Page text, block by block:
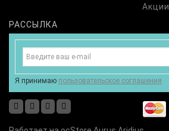
Акции
РАССЫЛКА
Я принимаю пользовательское соглашения